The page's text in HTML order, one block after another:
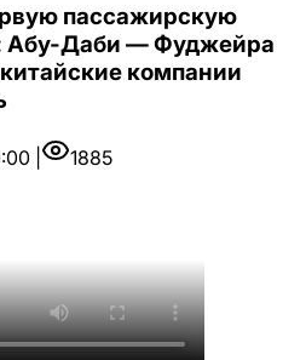
пассажирскую
Абу-Даби — Фуджейра
компании
| 1885